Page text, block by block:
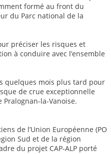
formé au front du
du Parc national de la
préciser les risques et
à conduire avec l’ensemble
quelques mois plus tard pour
de crue exceptionnelle
la-Vanoise.
de l’Union Européenne (PO
Sud et de la région
du projet CAP-ALP porté